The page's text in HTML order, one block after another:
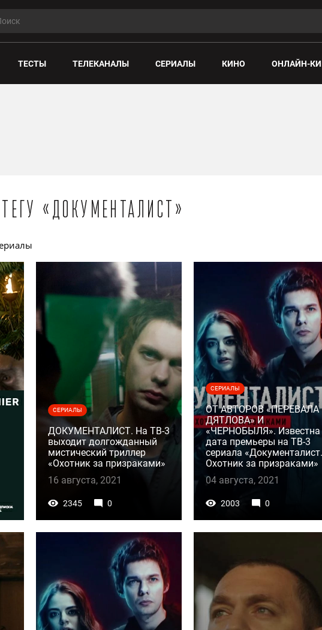
ТЕСТЫ ТЕЛЕКАНАЛЫ СЕРИАЛЫ КИНО ОНЛАЙН-
«Документалист»
СЕРИАЛЫ
ДОКУМЕНТАЛИСТ. На ТВ-3
выходит долгожданный
мистический триллер
«Охотник за призраками»
16 августа, 2021
2345 0
СЕРИАЛЫ
ОТ АВТОРОВ «ПЕРЕВАЛА
ДЯТЛОВА» И
«ЧЕРНОБЫЛЯ». Известна
дата премьеры на ТВ-3
сериала «Документалист.
Охотник за призраками»
04 августа, 2021
2003 0